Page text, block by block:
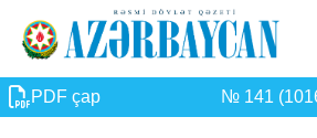
PDF çap № 141